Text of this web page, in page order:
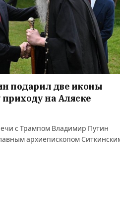
подарил две иконы
на Аляске
с Трампом Владимир Путин
архиепископом